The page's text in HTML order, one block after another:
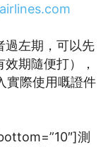
過左期，可以先
期隨便打），
實際使用嘅證件
測